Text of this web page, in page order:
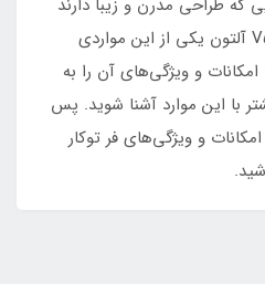
که طراحی مدرن و زیبا دارند
مشاهده کنید. فر توکار V۵۰۰T آلتون یکی از این مواردی
و ویژگی‌های آن را به
با این موارد آشنا شوید. پس
و ویژگی‌های فر توکار